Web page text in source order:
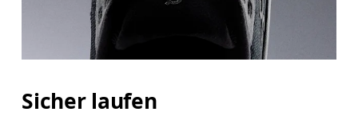
Sicher laufen